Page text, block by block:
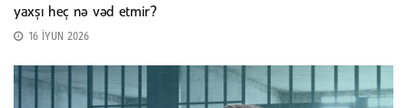
yaxşı heç nə vəd etmir?
16 İYUN 2026